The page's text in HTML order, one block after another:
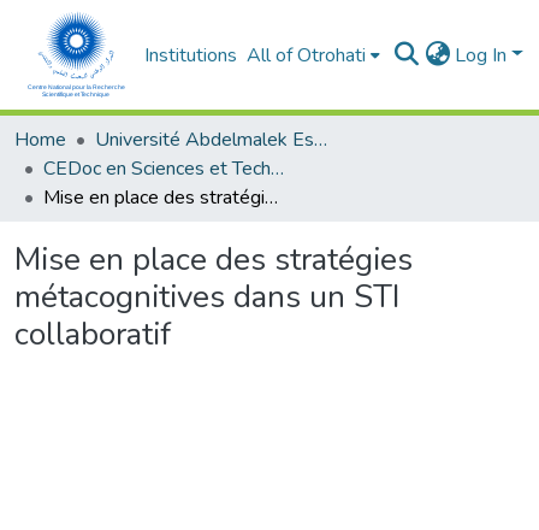
Institutions All of Otrohati Log In
Home
Université Abdelmalek Essaâdi - Tétouan
CEDoc en Sciences et Techniques et Sciences Médicales (CED - STSM)
Mise en place des stratégies métacognitives dans un STI collaboratif
Mise en place des stratégies
métacognitives dans un STI
collaboratif